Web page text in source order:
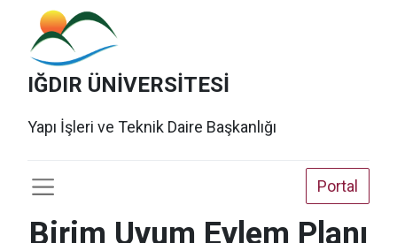
IĞDIR ÜNİVERSİTESİ
Yapı İşleri ve Teknik Daire Başkanlığı
Portal
Birim Uyum Eylem Planı